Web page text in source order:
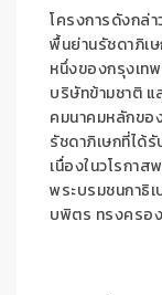
โครงการดังกล่
พื้นย่านรัชดาภิเ
หนึ่งของกรุงเท
บริษัทข้ามชาติ แ
คมนาคมหลักขอ
รัชดาภิเษกที่ได้
เนื่องในวโรกา
พระบรมชนกาธิ
บพิตร ทรงครอ